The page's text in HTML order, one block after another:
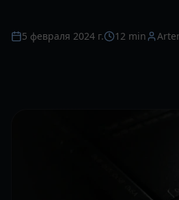
5 февраля 2024 г. 12 min